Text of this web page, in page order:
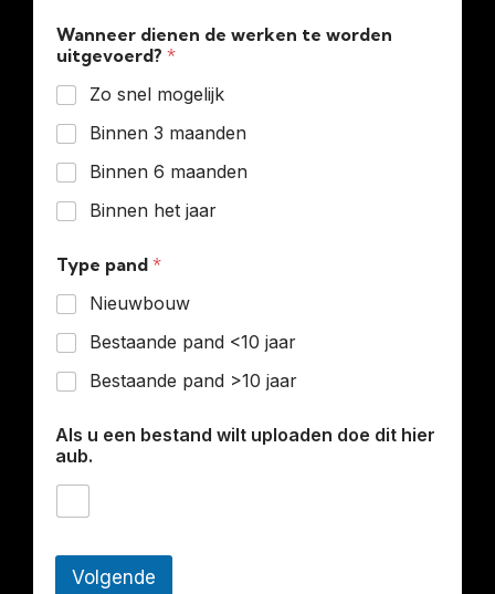
Wanneer dienen de werken te worden
uitgevoerd? *
Zo snel mogelijk
Binnen 3 maanden
Binnen 6 maanden
Binnen het jaar
Type pand *
Nieuwbouw
Bestaande pand <10 jaar
Bestaande pand >10 jaar
Als u een bestand wilt uploaden doe dit hier
aub.
Volgende